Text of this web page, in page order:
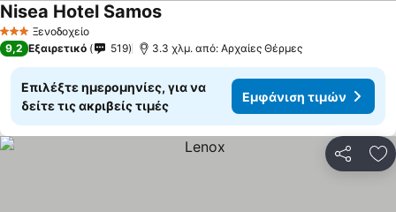
3 ΑστέριαΞενοδοχείο
Nisea Hotel Samos
9,2 Εξαιρετικό 519 3.3 χλμ. από: Αρχαίες Θέρμες
Επιλέξτε ημερομηνίες, για να
δείτε τις ακριβείς τιμές
Εμφάνιση τιμών